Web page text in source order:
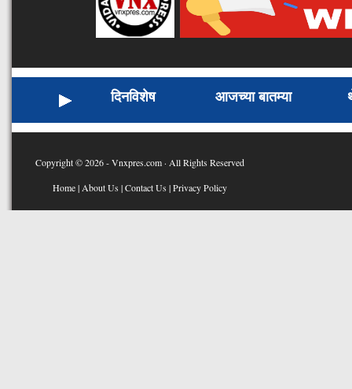
दिनविशेष आजच्या बातम्या
Copyright © 2026 - Vnxpres.com · All Rights Reserved
Home|About Us |Contact Us |Privacy Policy